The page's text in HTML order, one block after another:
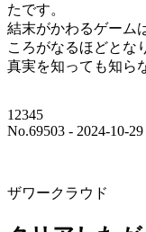
たです。
結末がかわるゲーム
ころがなるほどとな
真実を知っても知ら
12345
No.69503 - 2024-10-29
ザワークラウド